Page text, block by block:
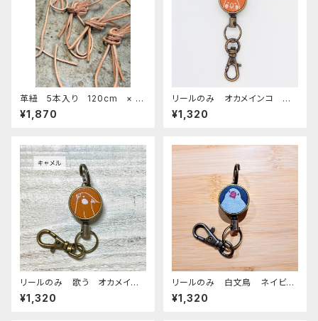
革紐 5本入り 120cm × 3
mm 小鳥のおもちゃ バードト
イ
¥1,870
リールのみ オカメインコ モノ
トーン キャメル おかめいん
こ オカメ3兄弟
¥1,320
リールのみ 歌う オカメイン
コ モノトーン キャメル おか
めいんこ
¥1,320
リールのみ 白文鳥 ネイビ
ー 文鳥 ブンチョウ ぶんちょ
う
¥1,320